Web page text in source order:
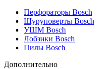
Перфораторы Bosch
Шуруповерты Bosch
УШМ Bosch
Лобзики Bosch
Пилы Bosch
Дополнительно